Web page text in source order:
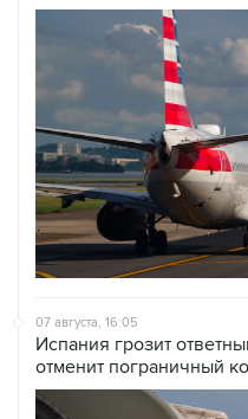
07 августа, 16:05
Испания грозит
отменит пограничный